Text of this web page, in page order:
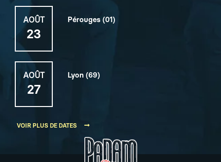
AOÛT
23
Pérouges (01)
AOÛT
27
Lyon (69)
VOIR PLUS DE DATES